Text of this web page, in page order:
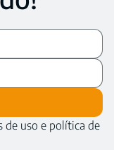
de uso e política de